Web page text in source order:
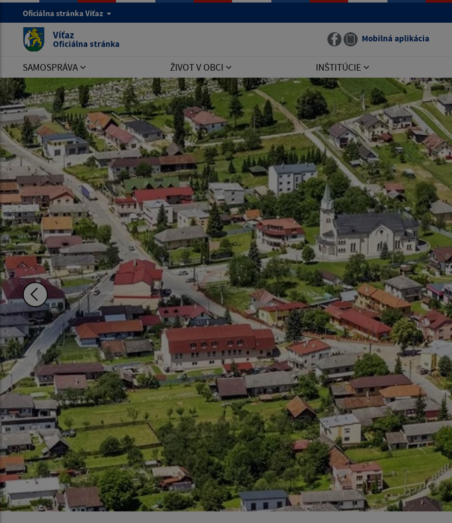
Oficiálna stránka Víťaz
Víťaz
Oficiálna stránka Mobilná aplikácia
SAMOSPRÁVA ŽIVOT V OBCI INŠTITÚCIE